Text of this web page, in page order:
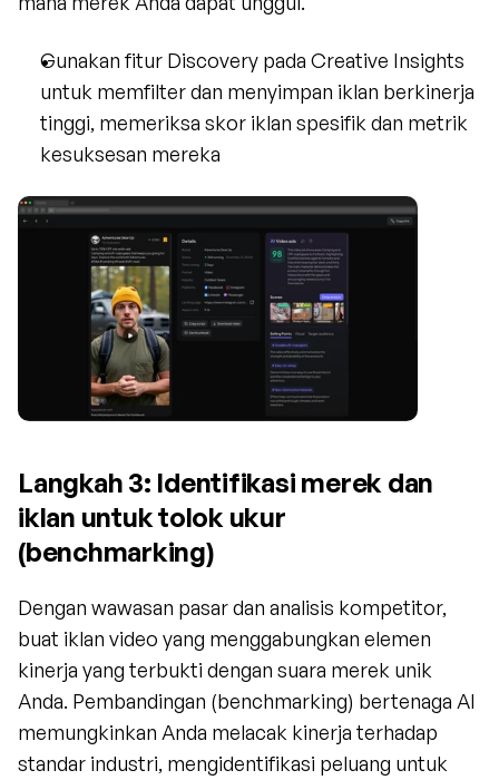
Gunakan fitur Discovery pada Creative Insights
untuk memfilter dan menyimpan iklan berkinerja
tinggi, memeriksa skor iklan spesifik dan metrik
kesuksesan mereka
Langkah 3: Identifikasi merek dan
iklan untuk tolok ukur
(benchmarking)
Dengan wawasan pasar dan analisis kompetitor,
buat iklan video yang menggabungkan elemen
kinerja yang terbukti dengan suara merek unik
Anda. Pembandingan (benchmarking) bertenaga AI
memungkinkan Anda melacak kinerja terhadap
standar industri, mengidentifikasi peluang untuk